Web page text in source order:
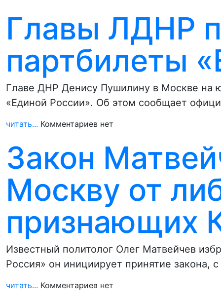
Главы ЛДНР
партбилеты
Главе ДНР Денису Пушилину в Москве на
«Единой России». Об этом сообщает
читать... Комментариев нет
Закон
Москву от
признающих
Известный политолог Олег Матвейчев
Россия» он инициирует принятие
читать... Комментариев нет